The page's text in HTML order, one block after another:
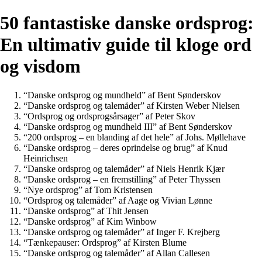
50 fantastiske danske ordsprog:
En ultimativ guide til kloge ord
og visdom
“Danske ordsprog og mundheld” af Bent Sønderskov
“Danske ordsprog og talemåder” af Kirsten Weber Nielsen
“Ordsprog og ordsprogsårsager” af Peter Skov
“Danske ordsprog og mundheld III” af Bent Sønderskov
“200 ordsprog – en blanding af det hele” af Johs. Møllehave
“Danske ordsprog – deres oprindelse og brug” af Knud
Heinrichsen
“Danske ordsprog og talemåder” af Niels Henrik Kjær
“Danske ordsprog – en fremstilling” af Peter Thyssen
“Nye ordsprog” af Tom Kristensen
“Ordsprog og talemåder” af Aage og Vivian Lønne
“Danske ordsprog” af Thit Jensen
“Danske ordsprog” af Kim Winbow
“Danske ordsprog og talemåder” af Inger F. Krejberg
“Tænkepauser: Ordsprog” af Kirsten Blume
“Danske ordsprog og talemåder” af Allan Callesen